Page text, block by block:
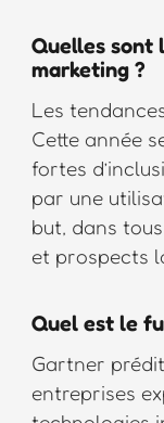
Quelles sont
marketing ?
Les
Cette année
fortes
par une
but, dans
et prospects
Quel est le
Gartner
entreprises